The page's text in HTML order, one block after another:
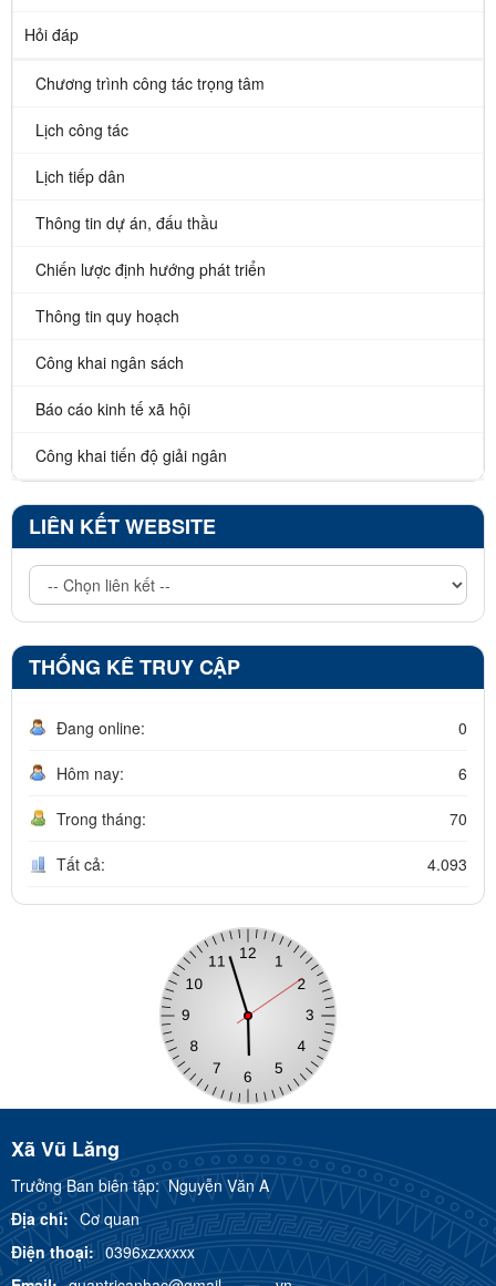
Hỏi đáp
Chương trình công tác trọng tâm
Lịch công tác
Lịch tiếp dân
Thông tin dự án, đấu thầu
Chiến lược định hướng phát triển
Thông tin quy hoạch
Công khai ngân sách
Báo cáo kinh tế xã hội
Công khai tiến độ giải ngân
LIÊN KẾT WEBSITE
THỐNG KÊ TRUY CẬP
Đang online: 0
Hôm nay: 6
Trong tháng: 70
Tất cả: 4.093
Xã Vũ Lăng
Trưởng Ban biên tập:Nguyễn Văn A
Địa chỉ: Cơ quan
Điện thoại: 0396xzxxxxx